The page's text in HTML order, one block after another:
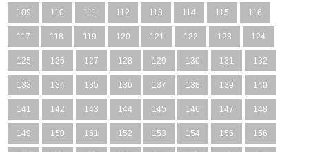
109 110 111 112 113 114 115 116
117 118 119 120 121 122 123 124
125 126 127 128 129 130 131 132
133 134 135 136 137 138 139 140
141 142 143 144 145 146 147 148
149 150 151 152 153 154 155 156